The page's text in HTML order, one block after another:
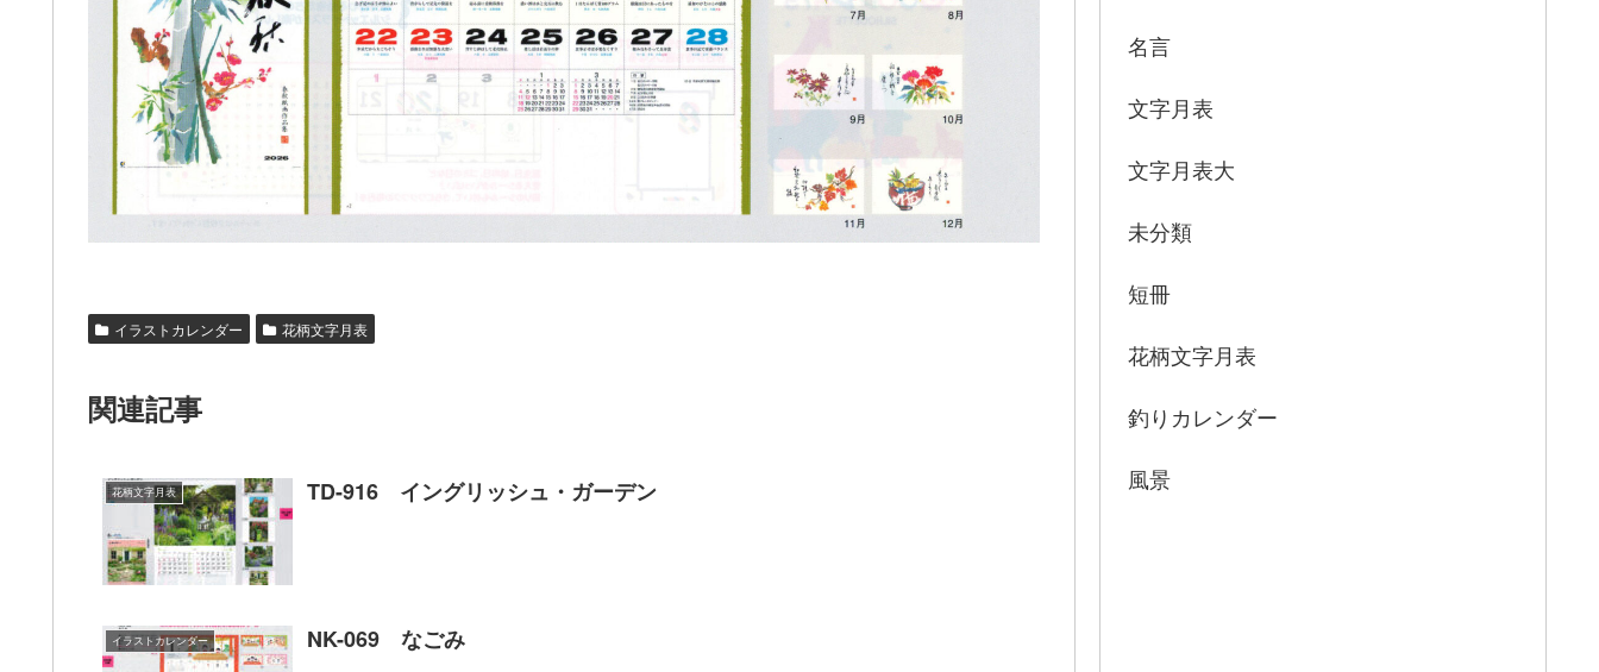
イラストカレンダー 花柄文字月表
関連記事
花柄文字月表 TD-916 イングリッシュ・ガーデン
イラストカレンダー NK-069 なごみ
名言
文字月表
文字月表大
未分類
短冊
花柄文字月表
釣りカレンダー
風景